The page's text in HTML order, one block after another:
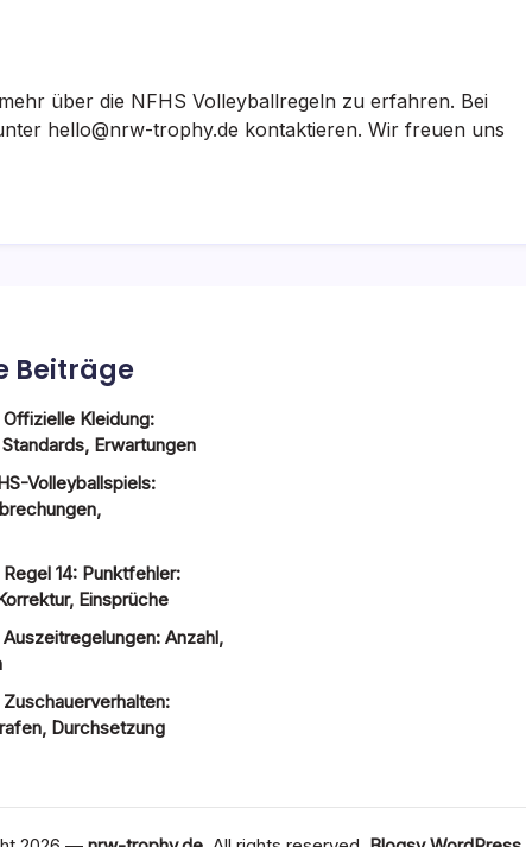
über die NFHS Volleyballregeln zu erfahren. Bei
hello@nrw-trophy.de kontaktieren. Wir freuen uns
Beiträge
Kleidung:
Erwartungen
Volleyballspiels:
Regel 14: Punktfehler:
Einsprüche
Auszeitregelungen: Anzahl,
Durchsetzung